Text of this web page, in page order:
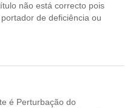
não está correcto pois
de deficiência ou
é Perturbação do